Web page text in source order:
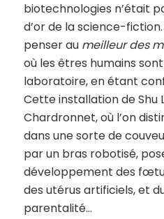
biotechnologies n’était
d’or de la science-
penser au meilleur des
où les êtres humains
laboratoire, en étant
Cette installation de Shu
Chardronnet, où l’on
dans une sorte de
par un bras robotisé,
développement des
des utérus artificiels, et
parentalité…